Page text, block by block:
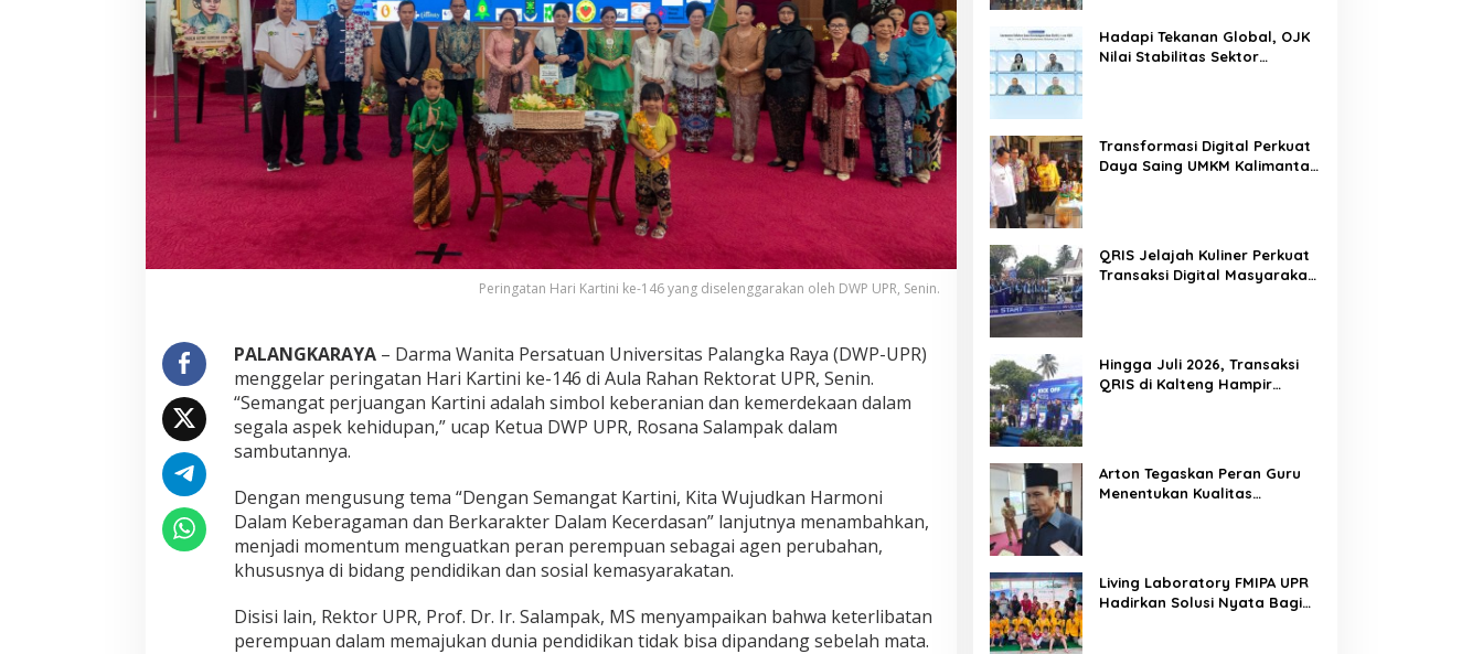
Peringatan Hari Kartini ke-146 yang diselenggarakan oleh DWP UPR, Senin.
PALANGKARAYA– Darma Wanita Persatuan Universitas Palangka Raya (DWP-UPR)
menggelar peringatan Hari Kartini ke-146 di Aula Rahan Rektorat UPR, Senin.
“Semangat perjuangan Kartini adalah simbol keberanian dan kemerdekaan dalam
segala aspek kehidupan,” ucap Ketua DWP UPR, Rosana Salampak dalam
sambutannya.
Dengan mengusung tema “Dengan Semangat Kartini, Kita Wujudkan Harmoni
Dalam Keberagaman dan Berkarakter Dalam Kecerdasan” lanjutnya menambahkan,
menjadi momentum menguatkan peran perempuan sebagai agen perubahan,
khususnya di bidang pendidikan dan sosial kemasyarakatan.
Disisi lain, Rektor UPR, Prof. Dr. Ir. Salampak, MS menyampaikan bahwa keterlibatan
perempuan dalam memajukan dunia pendidikan tidak bisa dipandang sebelah mata.
Hadapi Tekanan Global, OJK
Nilai Stabilitas Sektor
Transformasi Digital Perkuat
Daya Saing UMKM Kalimantan
QRIS Jelajah Kuliner Perkuat
Transaksi Digital Masyarakat
Hingga Juli 2026, Transaksi
QRIS di Kalteng Hampir
Arton Tegaskan Peran Guru
Menentukan Kualitas
Living Laboratory FMIPA UPR
Hadirkan Solusi Nyata Bagi